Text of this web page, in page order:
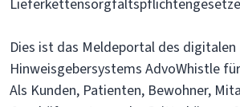
Dies ist das Meldeportal des digitalen
Hinweisgebersystems AdvoWhistle
Als Kunden, Patienten, Bewohner,